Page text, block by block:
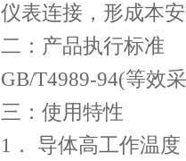
仪表连接，形成本
二：产品执行标准
GB/T4989-94(等效
三：使用特性
1． 导体高工作温